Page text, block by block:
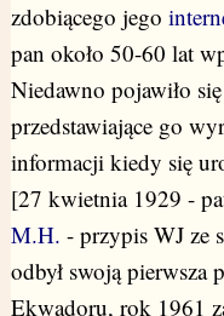
zdobiącego jego
pan około 50-60 lat
Niedawno pojawiło się
przedstawiające go
informacji kiedy się
[27 kwietnia 1929 -
M.H. - przypis WJ ze
odbył swoją pierwsza
Ekwadoru, rok 1961